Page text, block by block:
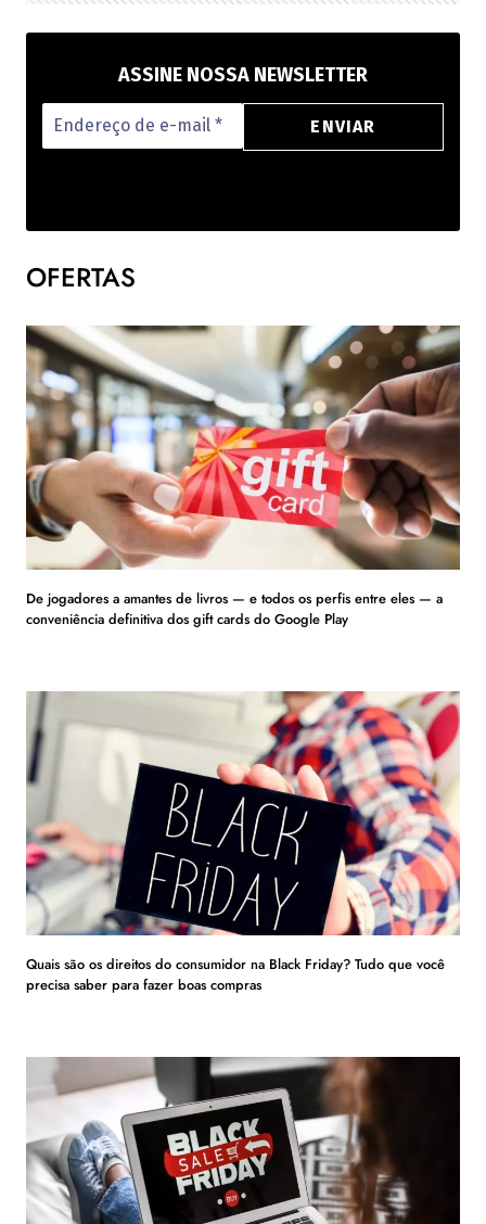
ASSINE NOSSA NEWSLETTER
OFERTAS
De jogadores a amantes de livros — e todos os perfis entre eles — a
conveniência definitiva dos gift cards do Google Play
Quais são os direitos do consumidor na Black Friday? Tudo que você
precisa saber para fazer boas compras